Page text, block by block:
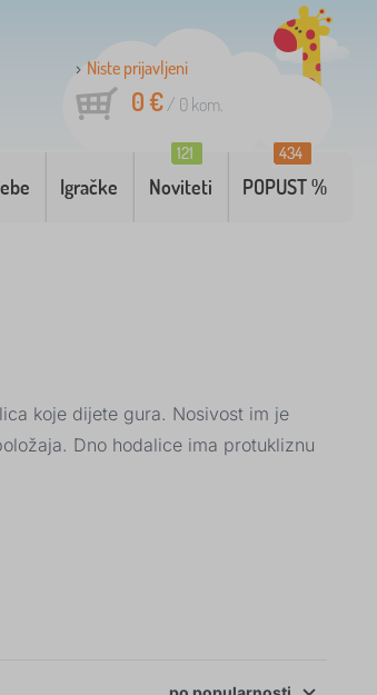
Niste prijavljeni
0 €/ 0 kom.
Igračke Noviteti
121
POPUST %
434
koje dijete gura. Nosivost im je
Dno hodalice ima protukliznu